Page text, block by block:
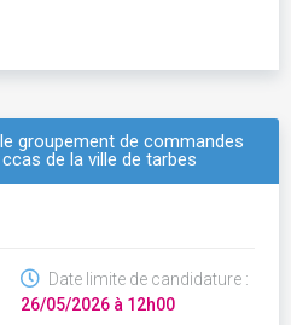
groupement de commandes
de la ville de tarbes
Date limite de candidature :
26/05/2026 à 12h00